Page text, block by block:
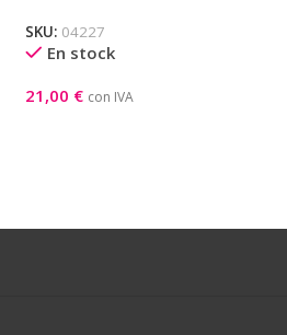
SKU: 04227
En stock
21,00 € con IVA